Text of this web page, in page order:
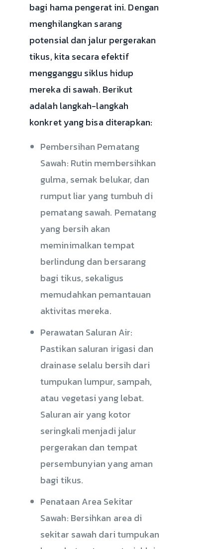
bagi hama pengerat ini. Dengan
menghilangkan sarang
potensial dan jalur pergerakan
tikus, kita secara efektif
mengganggu siklus hidup
mereka di sawah. Berikut
adalah langkah-langkah
konkret yang bisa diterapkan:
Pembersihan Pematang
Sawah: Rutin membersihkan
gulma, semak belukar, dan
rumput liar yang tumbuh di
pematang sawah. Pematang
yang bersih akan
meminimalkan tempat
berlindung dan bersarang
bagi tikus, sekaligus
memudahkan pemantauan
aktivitas mereka.
Perawatan Saluran Air:
Pastikan saluran irigasi dan
drainase selalu bersih dari
tumpukan lumpur, sampah,
atau vegetasi yang lebat.
Saluran air yang kotor
seringkali menjadi jalur
pergerakan dan tempat
persembunyian yang aman
bagi tikus.
Penataan Area Sekitar
Sawah: Bersihkan area di
sekitar sawah dari tumpukan